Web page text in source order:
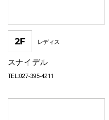
2F レディス
スナイデル
TEL:027-395-4211